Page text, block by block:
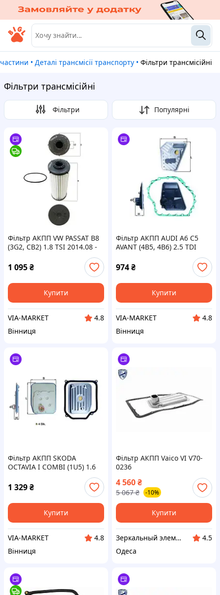
• Деталі трансмісії транспорту • Фільтри трансмісійні
Фільтри трансмісійні
Фільтри Популярні
Фільтр АКПП VW PASSAT B8
(3G2, CB2) 1.8 TSI 2014.08 -
1 095₴
Купити
VIA-MARKET
4.8
Вінниця
Фільтр АКПП AUDI A6 C5
AVANT (4B5, 4B6) 2.5 TDI
QUATTRO 1997.11 - 2006.01
MAHLE (HX168D)
974₴
Купити
VIA-MARKET
4.8
Вінниця
Фільтр АКПП SKODA
OCTAVIA I COMBI (1U5) 1.6
(HX147KIT1)
1 329₴
Купити
VIA-MARKET
4.8
Вінниця
Фільтр АКПП Vaico VI V70-
0236
4 560₴
5 067 ₴ -10%
Купити
Зеркальный элемент
4.5
Одеса